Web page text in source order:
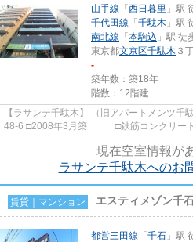
山手線 「 西日暮里 」駅
千代田線 「 千駄木 」駅
南北線 「 本駒込 」駅 徒
東京都文京区千駄木 ３
-
築年数：築18年
階数：12階建
【ラサンテ千駄木】 （旧アパートメンツ千
48-6 □2008年3月築 □鉄筋コンクリート造地上１２階建て とってもデザイ
現在空室情報が
ラサンテ千駄木へのお
賃貸｜マンション エスティメゾン千
都営三田線 「 千石 」駅